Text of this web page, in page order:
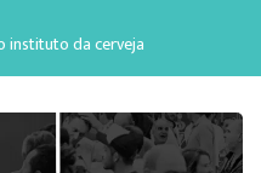
instituto da cerveja